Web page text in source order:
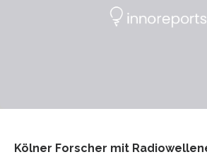
Kölner Forscher mit